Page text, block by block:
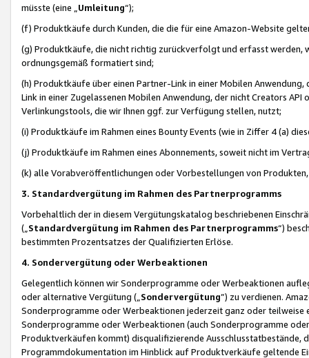
müsste (eine „ Umleitung“);
(f) Produktkäufe durch Kunden, die die für eine Amazon-Website
(g) Produktkäufe, die nicht richtig zurückverfolgt und erfasst werden,
ordnungsgemäß formatiert sind;
(h) Produktkäufe über einen Partner-Link in einer Mobilen
Link in einer Zugelassenen Mobilen Anwendung, der nicht Creators
Verlinkungstools, die wir Ihnen ggf. zur Verfügung stellen, nutzt;
(i) Produktkäufe im Rahmen eines Bounty Events (wie in Ziffer 4 (a)
(j) Produktkäufe im Rahmen eines Abonnements, soweit nicht im
(k) alle Vorabveröffentlichungen oder Vorbestellungen von
3. Standardvergütung im Rahmen des Partnerprogramms
Vorbehaltlich der in diesem Vergütungskatalog beschriebenen
(„ Standardvergütung im Rahmen des Partnerprogramms“)
bestimmten Prozentsatzes der Qualifizierten Erlöse.
4. Sondervergütung oder Werbeaktionen
Gelegentlich können wir Sonderprogramme oder Werbeaktionen
oder alternative Vergütung („ Sondervergütung”) zu verdienen.
Sonderprogramme oder Werbeaktionen jederzeit ganz oder
Sonderprogramme oder Werbeaktionen (auch Sonderprogramme
Produktverkäufen kommt) disqualifizierende Ausschlusstatbestände,
Programmdokumentation im Hinblick auf Produktverkäufe geltende